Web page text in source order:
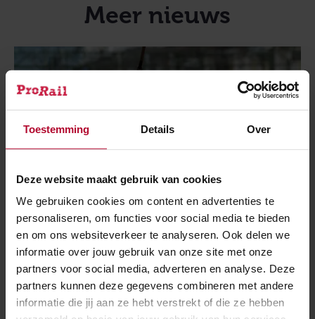
Toestemming Details Over
Deze website maakt gebruik van cookies
We gebruiken cookies om content en advertenties te
personaliseren, om functies voor social media te bieden
en om ons websiteverkeer te analyseren. Ook delen we
informatie over jouw gebruik van onze site met onze
partners voor social media, adverteren en analyse. Deze
partners kunnen deze gegevens combineren met andere
informatie die jij aan ze hebt verstrekt of die ze hebben
Meer nieuws
Spoorwerk tussen Rotterdam en Den Haag
21 juli 2026